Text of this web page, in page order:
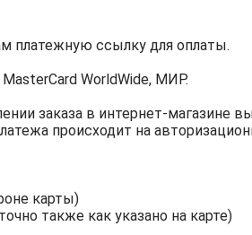
платежную ссылку для оплаты.
WorldWide, МИР.
заказа в интернет-магазине
происходит на
карты)
также как указано на карте)